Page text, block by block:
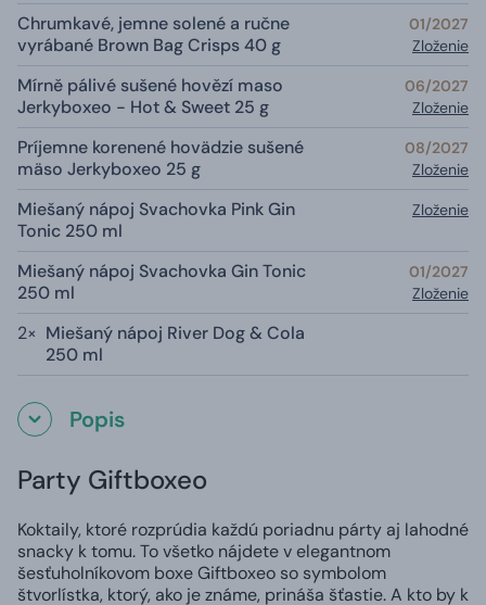
Chrumkavé, jemne solené a ručne
vyrábané Brown Bag Crisps 40 g
01/2027
Zloženie
Mírně pálivé sušené hovězí maso
Jerkyboxeo - Hot & Sweet 25 g
06/2027
Zloženie
Príjemne korenené hovädzie sušené
mäso Jerkyboxeo 25 g
08/2027
Zloženie
Miešaný nápoj Svachovka Pink Gin
Tonic 250 ml
Zloženie
Miešaný nápoj Svachovka Gin Tonic
250 ml
01/2027
Zloženie
2× Miešaný nápoj River Dog & Cola
250 ml
Popis
Party Giftboxeo
Koktaily, ktoré rozprúdia každú poriadnu párty aj lahodné
snacky k tomu. To všetko nájdete v elegantnom
šesťuholníkovom boxe Giftboxeo so symbolom
štvorlístka, ktorý, ako je známe, prináša šťastie. A kto by k